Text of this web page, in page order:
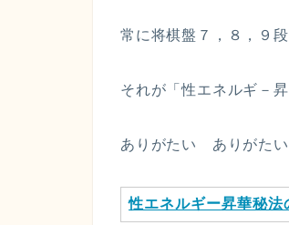
常に将棋盤７，８，９
それが「性エネルギ－
ありがたい ありがた
性エネルギー昇華秘法